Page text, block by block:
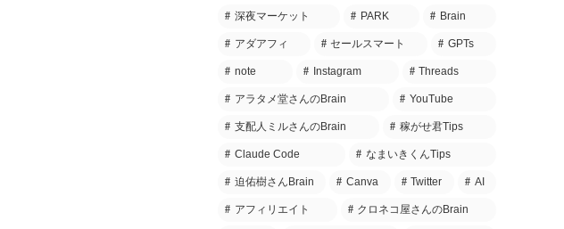
深夜マーケット PARK Brain
アダアフィ セールスマート GPTs
note Instagram Threads
アラタメ堂さんのBrain YouTube
支配人ミルさんのBrain 稼がせ君Tips
Claude Code なまいきくんTips
迫佑樹さんBrain Canva Twitter AI
アフィリエイト クロネコ屋さんのBrain